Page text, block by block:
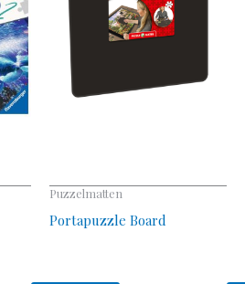
Puzzelmatten
Portapuzzle Board